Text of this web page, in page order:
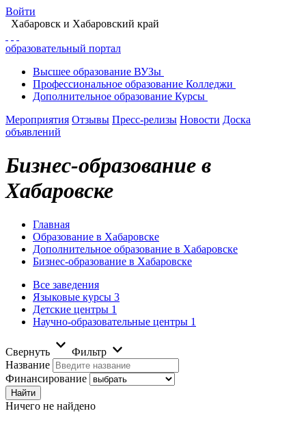
Войти
Хабаровск и Хабаровский край
образовательный портал
Высшее образование ВУЗы
Профессиональное образование Колледжи
Дополнительное образование Курсы
Мероприятия Отзывы Пресс-релизы Новости Доска
объявлений
Бизнес-образование в
Хабаровске
Главная
Образование в Хабаровске
Дополнительное образование в Хабаровске
Бизнес-образование в Хабаровске
Все заведения
Языковые курсы 3
Детские центры 1
Научно-образовательные центры 1
Свернуть
Фильтр
Название
Финансирование
Ничего не найдено